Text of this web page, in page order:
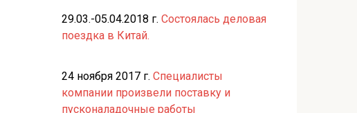
29.03.-05.04.2018 г. Состоялась деловая
поездка в Китай.
24 ноября 2017 г. Специалисты
компании произвели поставку и
пусконаладочные работы